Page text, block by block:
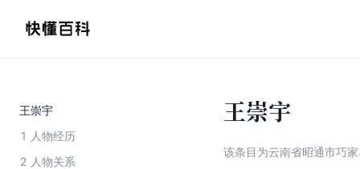
王崇宇
1 人物经历
2 人物关系
王崇宇
该条目为云南省昭通市巧